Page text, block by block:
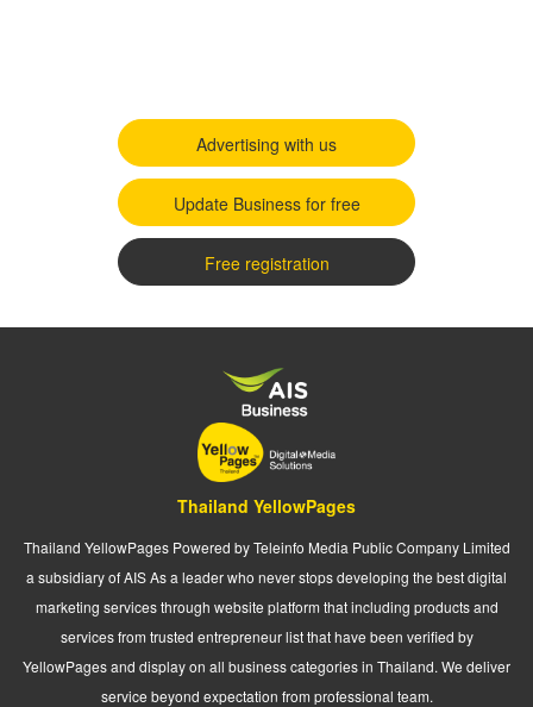
Advertising with us
Update Business for free
Free registration
Thailand YellowPages
Thailand YellowPages Powered by Teleinfo Media Public Company Limited
a subsidiary of AIS As a leader who never stops developing the best digital
marketing services through website platform that including products and
services from trusted entrepreneur list that have been verified by
YellowPages and display on all business categories in Thailand. We deliver
service beyond expectation from professional team.